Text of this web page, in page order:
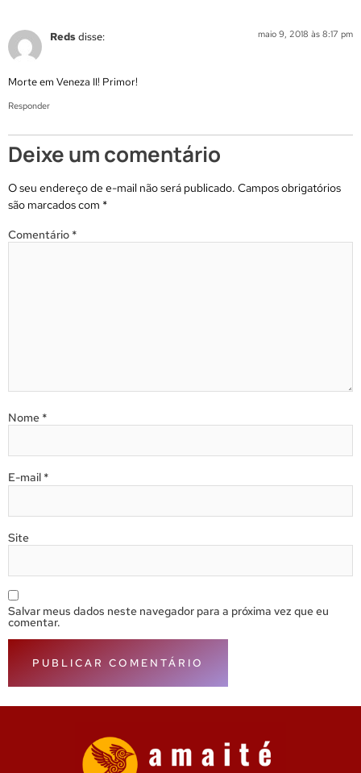
Redsdisse: maio 9, 2018 às 8:17 pm
Morte em Veneza II! Primor!
Responder
Deixe um comentário
O seu endereço de e-mail não será publicado. Campos obrigatórios
são marcados com *
Comentário *
Nome *
E-mail *
Site
Salvar meus dados neste navegador para a próxima vez que eu
comentar.